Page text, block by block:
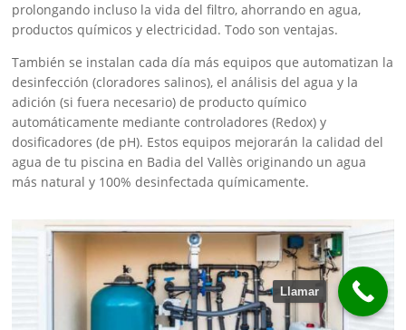
prolongando incluso la vida del filtro, ahorrando en agua,
productos químicos y electricidad. Todo son ventajas.
También se instalan cada día más equipos que automatizan la
desinfección (cloradores salinos), el análisis del agua y la
adición (si fuera necesario) de producto químico
automáticamente mediante controladores (Redox) y
dosificadores (de pH). Estos equipos mejorarán la calidad del
agua de tu piscina en Badia del Vallès originando un agua
más natural y 100% desinfectada químicamente.
Llamar